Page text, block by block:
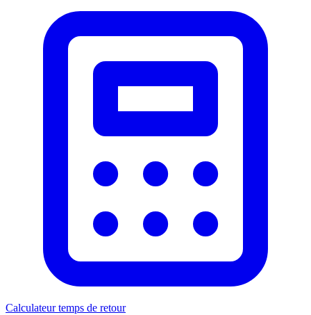
Calculateur temps de retour